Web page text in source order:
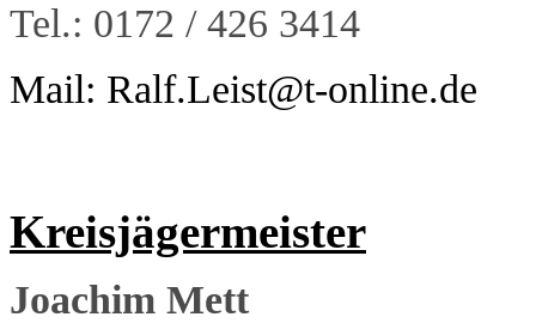
Tel.: 0172 / 426 3414
Mail: Ralf.Leist@t-online.de
Kreisjägermeister
Joachim Mett